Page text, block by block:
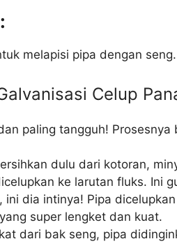
melapisi pipa dengan
Celup
paling tangguh! Prosesnya
dulu dari kotoran,
ke larutan fluks. Ini
ini dia intinya! Pipa
super lengket dan kuat.
dari bak seng, pipa